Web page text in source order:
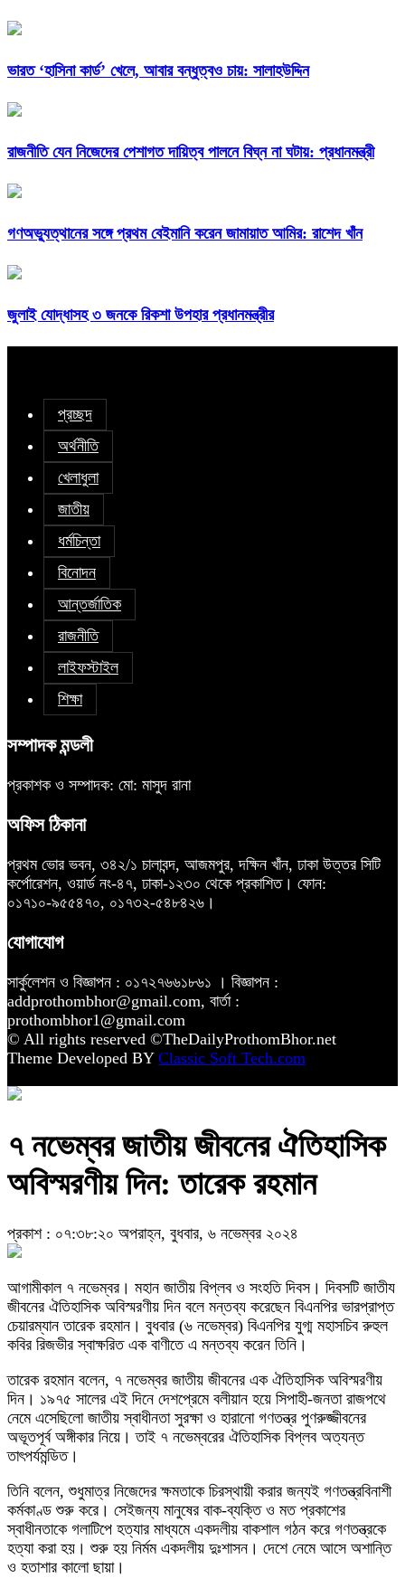
ভারত ‘হাসিনা কার্ড’ খেলে, আবার বন্ধুত্বও চায়: সালাহউদ্দিন
রাজনীতি যেন নিজেদের পেশাগত দায়িত্ব পালনে বিঘ্ন না ঘটায়: প্রধানমন্ত্রী
গণঅভ্যুত্থানের সঙ্গে প্রথম বেইমানি করেন জামায়াত আমির: রাশেদ খাঁন
জুলাই যোদ্ধাসহ ৩ জনকে রিকশা উপহার প্রধানমন্ত্রীর
প্রচ্ছদ
অর্থনীতি
খেলাধুলা
জাতীয়
ধর্মচিন্তা
বিনোদন
আন্তর্জাতিক
রাজনীতি
লাইফস্টাইল
শিক্ষা
সম্পাদক মন্ডলী
প্রকাশক ও সম্পাদক: মো: মাসুদ রানা
অফিস ঠিকানা
প্রথম ভোর ভবন, ৩৪২/১ চালাবন্দ, আজমপুর, দক্ষিন খাঁন, ঢাকা উত্তর সিটি
কর্পোরেশন, ওয়ার্ড নং-৪৭, ঢাকা-১২৩০ থেকে প্রকাশিত। ফোন:
০১৭১০-৯৫৫৪৭০, ০১৭৩২-৫৪৮৪২৬।
যোগাযোগ
সার্কুলেশন ও বিজ্ঞাপন : ০১৭২৭৬৬১৮৬১ । বিজ্ঞাপন :
addprothombhor@gmail.com, বার্তা :
prothombhor1@gmail.com
© All rights reserved ©TheDailyProthomBhor.net
Theme Developed BY Classic Soft Tech.com
৭ নভেম্বর জাতীয় জীবনের ঐতিহাসিক
অবিস্মরণীয় দিন: তারেক রহমান
প্রকাশ : ০৭:৩৮:২০ অপরাহ্ন, বুধবার, ৬ নভেম্বর ২০২৪
আগামীকাল ৭ নভেম্বর। মহান জাতীয় বিপ্লব ও সংহতি দিবস। দিবসটি জাতীয
জীবনের ঐতিহাসিক অবিস্মরণীয় দিন বলে মন্তব্য করেছেন বিএনপির ভারপ্রাপ্ত
চেয়ারম্যান তারেক রহমান। বুধবার (৬ নভেম্বর) বিএনপির যুগ্ম মহাসচিব রুহুল
কবির রিজভীর স্বাক্ষরিত এক বাণীতে এ মন্তব্য করেন তিনি।
তারেক রহমান বলেন, ৭ নভেম্বর জাতীয় জীবনের এক ঐতিহাসিক অবিস্মরণীয়
দিন। ১৯৭৫ সালের এই দিনে দেশপ্রেমে বলীয়ান হয়ে সিপাহী-জনতা রাজপথে
নেমে এসেছিলো জাতীয় স্বাধীনতা সুরক্ষা ও হারানো গণতন্ত্র পুণরুজ্জীবনের
অভূতপূর্ব অঙ্গীকার নিয়ে। তাই ৭ নভেম্বরের ঐতিহাসিক বিপ্লব অত্যন্ত
তাৎপর্যমন্ডিত।
তিনি বলেন, শুধুমাত্র নিজেদের ক্ষমতাকে চিরস্থায়ী করার জন্যই গণতন্ত্রবিনাশী
কর্মকাণ্ড শুরু করে। সেইজন্য মানুষের বাক-ব্যক্তি ও মত প্রকাশের
স্বাধীনতাকে গলাটিপে হত্যার মাধ্যমে একদলীয় বাকশাল গঠন করে গণতন্ত্রকে
হত্যা করা হয়। শুরু হয় নির্মম একদলীয় দুঃশাসন। দেশে নেমে আসে অশান্তি
ও হতাশার কালো ছায়া।